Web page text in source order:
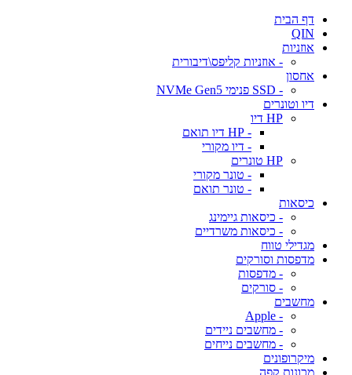
דף הבית
QIN
אוזניות
- אוזניות קליפס\דיבורית
אחסון
- SSD פנימי NVMe Gen5
דיו וטונרים
HP דיו
- HP דיו תואם
- דיו מקורי
HP טונרים
- טונר מקורי
- טונר תואם
כיסאות
- כיסאות גיימינג
- כיסאות משרדיים
מגדילי טווח
מדפסות וסורקים
- מדפסות
- סורקים
מחשבים
- Apple
- מחשבים ניידים
- מחשבים נייחים
מיקרופונים
מכונות קפה